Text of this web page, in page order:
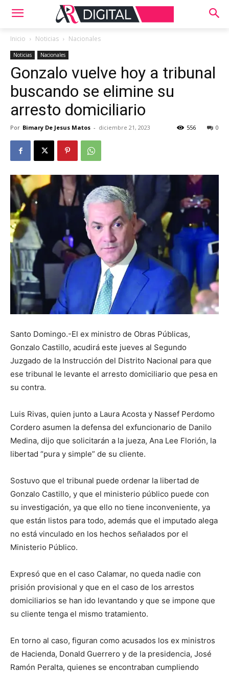
Inicio Noticias Nacionales
Noticias Nacionales
Gonzalo vuelve hoy a tribunal
buscando se elimine su
arresto domiciliario
Por Bimary De Jesus Matos - diciembre 21, 2023 0
556
Santo Domingo.-El ex ministro de Obras Públicas,
Gonzalo Castillo, acudirá este jueves al Segundo
Juzgado de la Instrucción del Distrito Nacional para que
ese tribunal le levante el arresto domiciliario que pesa en
su contra.
Luis Rivas, quien junto a Laura Acosta y Nassef Perdomo
Cordero asumen la defensa del exfuncionario de Danilo
Medina, dijo que solicitarán a la jueza, Ana Lee Florión, la
libertad “pura y simple” de su cliente.
Sostuvo que el tribunal puede ordenar la libertad de
Gonzalo Castillo, y que el ministerio público puede con
su investigación, ya que ello no tiene inconveniente, ya
que están listos para todo, además que el imputado alega
no está vinculado en los hechos señalados por el
Ministerio Público.
Expresó que en el caso Calamar, no queda nadie con
prisión provisional y que en el caso de los arrestos
domiciliarios se han ido levantando y que se impone que
su cliente tenga el mismo tratamiento.
En torno al caso, figuran como acusados los ex ministros
de Hacienda, Donald Guerrero y de la presidencia, José
Ramón Peralta, quienes se encontraban cumpliendo